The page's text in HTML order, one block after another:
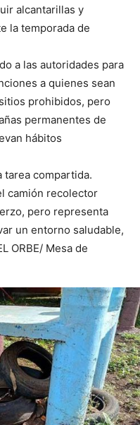
alcantarillas y
la temporada de
a las autoridades para
a quienes sean
prohibidos, pero
permanentes de
hábitos
tarea compartida.
camión recolector
pero representa
un entorno saludable,
ORBE/ Mesa de